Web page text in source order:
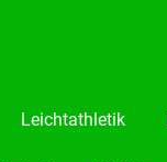
Leichtathletik